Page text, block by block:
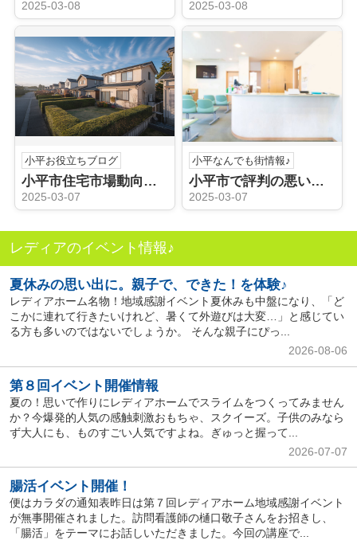
2025-03-08 2025-03-08
小平お役立ちブログ
小平市住宅市場動向を知っていますか？一戸建て売却のステップをご紹介
2025-03-07
小平なんでも街情報♪
小平市で評判の悪い病院を探している？クチコミの活用法を解説
2025-03-07
レディアのイベント情報♪
夏休みの思い出に。親子で、できた！を体験♪
レディアホーム名物！地域感謝イベント夏休みも中盤になり、「ど
こかに連れて行きたいけれど、暑くて外遊びは大変…」と感じてい
る方も多いのではないでしょうか。 そんな親子にぴっ...
2026-08-06
第８回イベント開催情報
夏の！思いで作りにレディアホームでスライムをつくってみません
か？今爆発的人気の感触刺激おもちゃ、スクイーズ。子供のみなら
ず大人にも、ものすごい人気ですよね。ぎゅっと握って...
2026-07-07
腸活イベント開催！
便はカラダの通知表昨日は第７回レディアホーム地域感謝イベント
が無事開催されました。訪問看護師の樋口敬子さんをお招きし、
「腸活」をテーマにお話しいただきました。今回の講座で...